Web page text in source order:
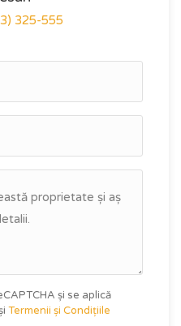
325-555
și se aplică
Termenii și Condițiile